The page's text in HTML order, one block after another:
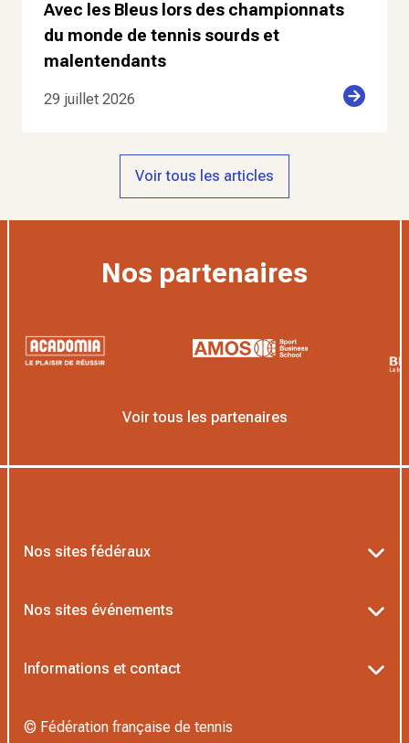
Avec les Bleus lors des championnats
du monde de tennis sourds et
malentendants
29 juillet 2026
Voir tous les articles
Nos partenaires
Voir tous les partenaires
Nos sites fédéraux
L’Institut Formation Tennis
Nos sites événements
Informations et contact
© Fédération française de tennis